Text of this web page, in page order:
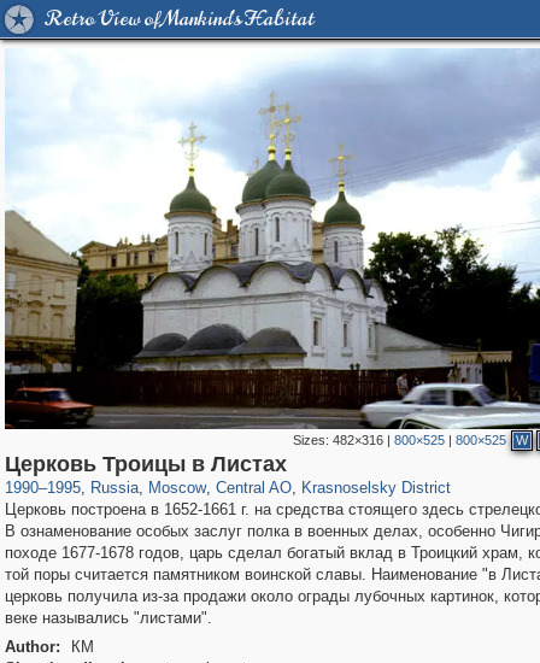
Retro View of Mankind's Habitat
Sizes: 482×316| 800×525| 800×525 W
Церковь Троицы в Листах
1990–1995, Russia
1,406,257 29,243
, Moscow
319,779 8,286
, Central AO
159,978 5,916
, Krasnoselsky District
Церковь построена в 1652-1661 г. на средства стоящего здесь
В ознаменование особых заслуг полка в военных делах, особенно
походе 1677-1678 годов, царь сделал богатый вклад в Троицкий храм,
той поры считается памятником воинской славы. Наименование "в
церковь получила из-за продажи около ограды лубочных картинок,
веке назывались "листами".
Author:
КМ